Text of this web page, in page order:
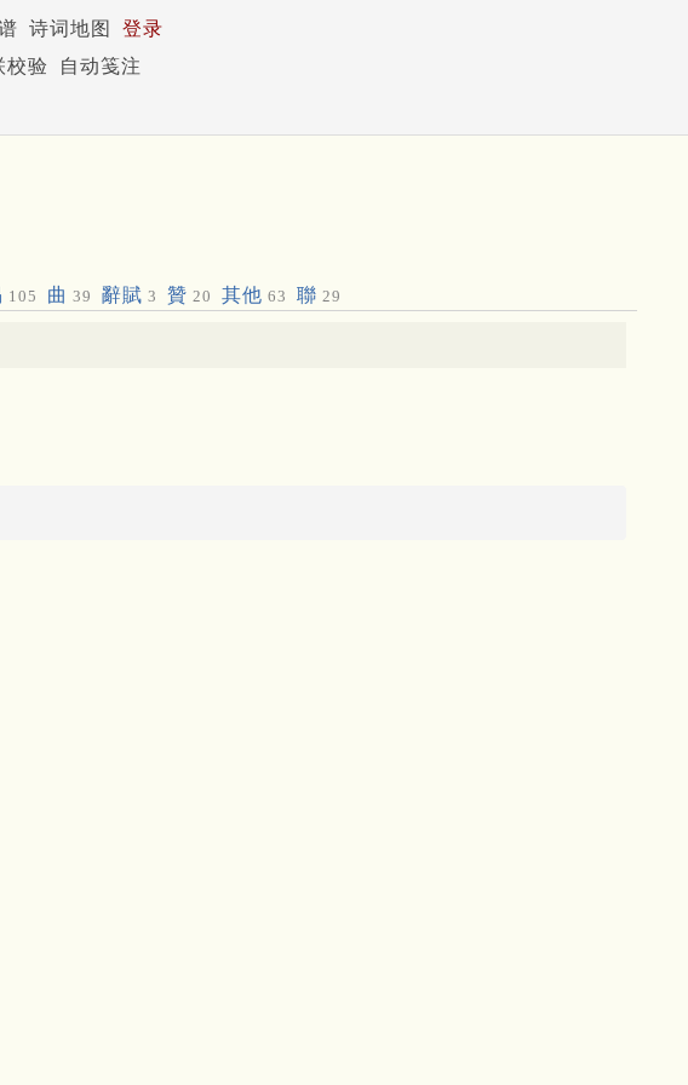
诗词地图
登录
校验
自动笺注
105 曲 39 辭賦 3 贊 20 其他 63 聯 29